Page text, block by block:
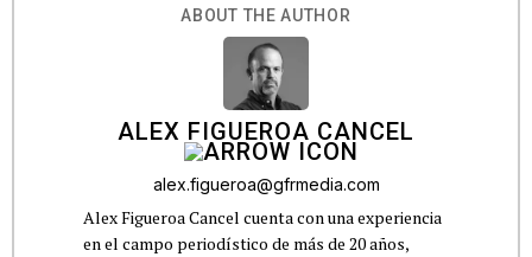
ABOUT THE AUTHOR
ALEX FIGUEROA CANCEL
alex.figueroa@gfrmedia.com
Alex Figueroa Cancel cuenta con una experiencia
en el campo periodístico de más de 20 años,